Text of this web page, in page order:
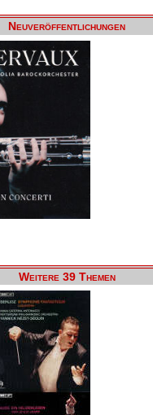
Neuveröffentlichungen
Weitere 39 Themen